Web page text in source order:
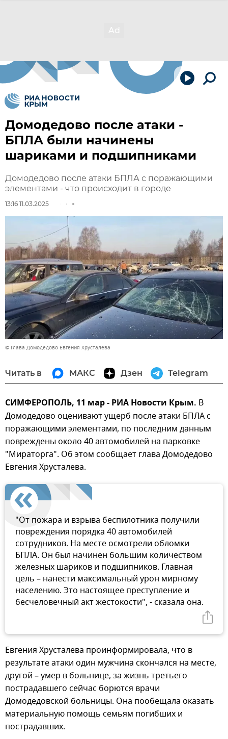
Домодедово после атаки -
БПЛА были начинены
шариками и подшипниками
Домодедово после атаки БПЛА с поражающими
элементами - что происходит в городе
13:16 11.03.2025
© Глава Домодедово Евгения Хрусталева
Читать в МАКС Дзен Telegram
СИМФЕРОПОЛЬ, 11 мар - РИА Новости Крым. В
Домодедово оценивают ущерб после атаки БПЛА с
поражающими элементами, по последним данным
повреждены около 40 автомобилей на парковке
"Мираторга". Об этом сообщает глава Домодедово
Евгения Хрусталева.
"От пожара и взрыва беспилотника получили
повреждения порядка 40 автомобилей
сотрудников. На месте осмотрели обломки
БПЛА. Он был начинен большим количеством
железных шариков и подшипников. Главная
цель – нанести максимальный урон мирному
населению. Это настоящее преступление и
бесчеловечный акт жестокости", - сказала она.
Евгения Хрусталева проинформировала, что в
результате атаки один мужчина скончался на месте,
другой – умер в больнице, за жизнь третьего
пострадавшего сейчас борются врачи
Домодедовской больницы. Она пообещала оказать
материальную помощь семьям погибших и
пострадавших.